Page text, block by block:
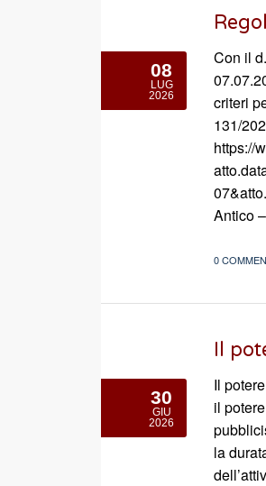
08
LUG
2026
Con il
criteri
131/
https://
Antico
0
Il
30
GIU
2026
Il
il
la